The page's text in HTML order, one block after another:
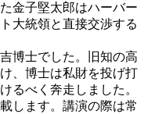
金子堅太郎はハーバー
大統領と直接交渉する
博士でした。旧知の高
、博士は私財を投げ打
るべく奔走しました。
します。講演の際は常